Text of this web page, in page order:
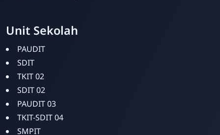
Unit Sekolah
PAUDIT
SDIT
TKIT 02
SDIT 02
PAUDIT 03
TKIT-SDIT 04
SMPIT